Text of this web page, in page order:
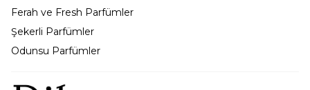
Ferah ve Fresh Parfümler
Şekerli Parfümler
Odunsu Parfümler